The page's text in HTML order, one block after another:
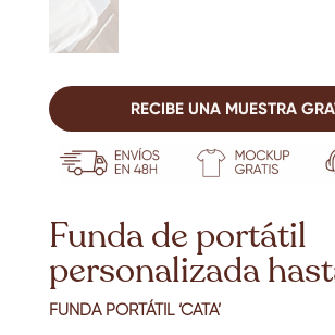
RECIBE UNA MUESTRA
Funda de portátil
personalizada
FUNDA PORTÁTIL ‘CATA’